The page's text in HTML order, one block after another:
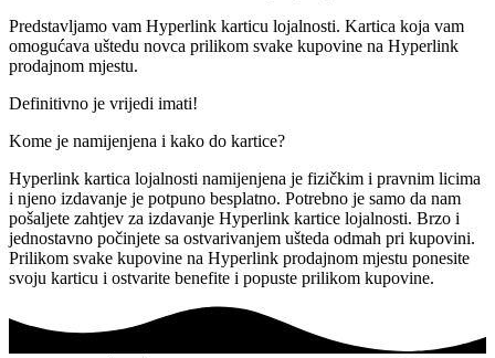
Predstavljamo vam Hyperlink karticu lojalnosti. Kartica koja vam
omogućava uštedu novca prilikom svake kupovine na Hyperlink
prodajnom mjestu.
Definitivno je vrijedi imati!
Kome je namijenjena i kako do kartice?
Hyperlink kartica lojalnosti namijenjena je fizičkim i pravnim licima
i njeno izdavanje je potpuno besplatno. Potrebno je samo da nam
pošaljete zahtjev za izdavanje Hyperlink kartice lojalnosti. Brzo i
jednostavno počinjete sa ostvarivanjem ušteda odmah pri kupovini.
Prilikom svake kupovine na Hyperlink prodajnom mjestu ponesite
svoju karticu i ostvarite benefite i popuste prilikom kupovine.